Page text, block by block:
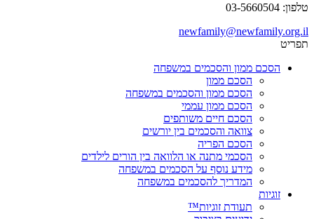
טלפון: 03-5660504
newfamily@newfamily.org.il
תפריט
הסכם ממון והסכמים במשפחה
הסכם ממון
הסכם ממון והסכמים במשפחה
הסכם ממון עממי
הסכם חיים משותפים
צוואה והסכמים בין יורשים
הסכם הפריה
הסכמי מתנה או הלוואה בין הורים לילדים
מידע נוסף על הסכמים במשפחה
המדריך להסכמים במשפחה
זוגיות
תעודת זוגיות™